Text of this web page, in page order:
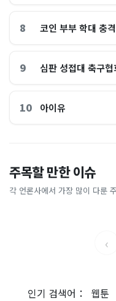
8 코인 부부 학대 충격
9 심판 성접대 축구협
10 아이유
주목할 만한 이슈
각 언론사에서 가장 많이 다룬
이 대통령 사관학교 통합 발언
에…“서울대 법대·충암고도
없애나”
채널A
총리 영상에 "대체 뭐냐" 발
칵‥日 배우도 "미친 짓"
‹
인기 검색어： 웹툰